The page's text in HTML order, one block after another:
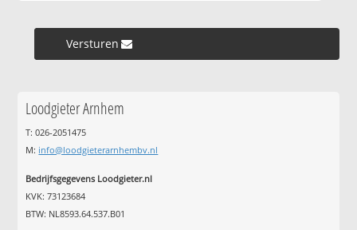
Versturen »
Loodgieter Arnhem
T: 026-2051475
M: info@loodgieterarnhembv.nl
Bedrijfsgegevens Loodgieter.nl
KVK: 73123684
BTW: NL8593.64.537.B01